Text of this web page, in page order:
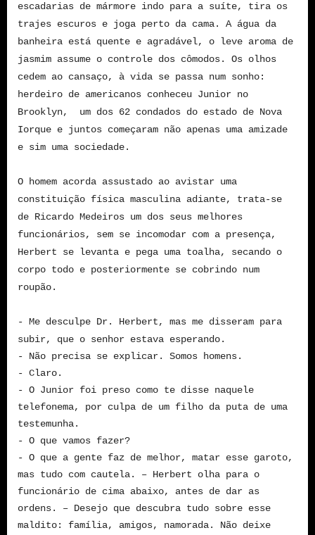
escadarias de mármore indo para a suíte, tira os
trajes escuros e joga perto da cama. A água da
banheira está quente e agradável, o leve aroma de
jasmim assume o controle dos cômodos. Os olhos
cedem ao cansaço, à vida se passa num sonho:
herdeiro de americanos conheceu Junior no
Brooklyn, um dos 62 condados do estado de Nova
Iorque e juntos começaram não apenas uma amizade
e sim uma sociedade.
O homem acorda assustado ao avistar uma
constituição física masculina adiante, trata-se
de Ricardo Medeiros um dos seus melhores
funcionários, sem se incomodar com a presença,
Herbert se levanta e pega uma toalha, secando o
corpo todo e posteriormente se cobrindo num
roupão.
- Me desculpe Dr. Herbert, mas me disseram para
subir, que o senhor estava esperando.
- Não precisa se explicar. Somos homens.
- Claro.
- O Junior foi preso como te disse naquele
telefonema, por culpa de um filho da puta de uma
testemunha.
- O que vamos fazer?
- O que a gente faz de melhor, matar esse garoto,
mas tudo com cautela. – Herbert olha para o
funcionário de cima abaixo, antes de dar as
ordens. – Desejo que descubra tudo sobre esse
maldito: família, amigos, namorada. Não deixe